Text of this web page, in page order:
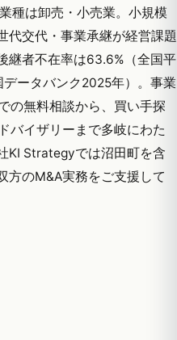
種は卸売・小売業。小規模
代交代・事業承継が経営課題
継者不在率は63.6%（全国平
ータバンク2025年）。事業
の無料相談から、買い手探
バイザリーまで多岐にわた
KI Strategyでは沼田町を含
方のM&A実務をご支援して